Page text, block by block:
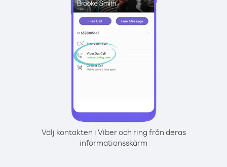
Välj kontakten i Viber och ring från deras
informationsskärm